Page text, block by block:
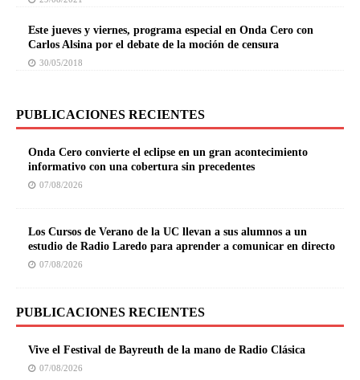
Este jueves y viernes, programa especial en Onda Cero con
Carlos Alsina por el debate de la moción de censura
30/05/2018
PUBLICACIONES RECIENTES
Onda Cero convierte el eclipse en un gran acontecimiento
informativo con una cobertura sin precedentes
07/08/2026
Los Cursos de Verano de la UC llevan a sus alumnos a un
estudio de Radio Laredo para aprender a comunicar en directo
07/08/2026
PUBLICACIONES RECIENTES
Vive el Festival de Bayreuth de la mano de Radio Clásica
07/08/2026